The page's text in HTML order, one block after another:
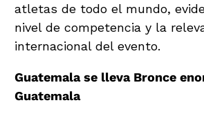
atletas de todo el mundo,
nivel de competencia y la
internacional del evento.
Guatemala se lleva Bronce
Guatemala